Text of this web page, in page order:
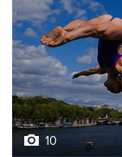
10